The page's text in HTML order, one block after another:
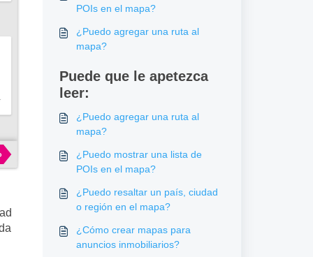
POIs en el mapa?
¿Puedo agregar una ruta al
mapa?
Puede que le apetezca
leer:
¿Puedo agregar una ruta al
mapa?
¿Puedo mostrar una lista de
POIs en el mapa?
¿Puedo resaltar un país, ciudad
o región en el mapa?
¿Cómo crear mapas para
anuncios inmobiliarios?